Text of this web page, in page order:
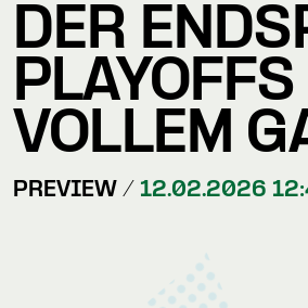
DER
VOLLEM
PREVIEW / 12.02.2026